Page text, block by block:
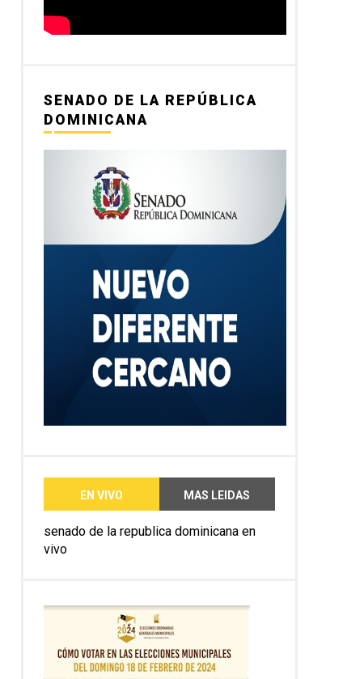
SENADO DE LA REPÚBLICA
DOMINICANA
EN VIVO MAS LEIDAS
senado de la republica dominicana en
vivo